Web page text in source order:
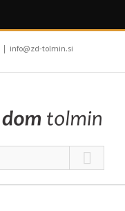
| info@zd-tolmin.si